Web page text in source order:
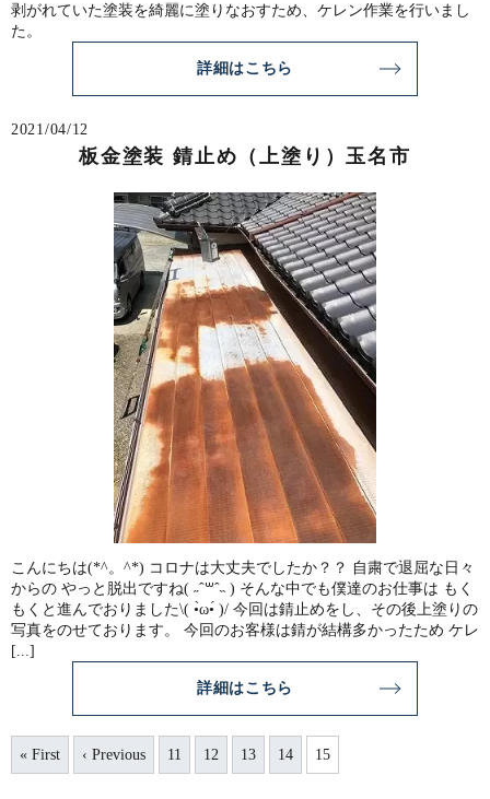
剥がれていた塗装を綺麗に塗りなおすため、ケレン作業を行いまし
た。
詳細はこちら
2021/04/12
板金塗装 錆止め（上塗り）玉名市
こんにちは(*^。^*) コロナは大丈夫でしたか？？ 自粛で退屈な日々
からの やっと脱出ですね( ˶ˆ꒳ˆ˵ ) そんな中でも僕達のお仕事は もく
もくと進んでおりました\( •̀ω•́ )/ 今回は錆止めをし、その後上塗りの
写真をのせております。 今回のお客様は錆が結構多かったため ケレ
[...]
詳細はこちら
« First ‹ Previous 11 12 13 14 15